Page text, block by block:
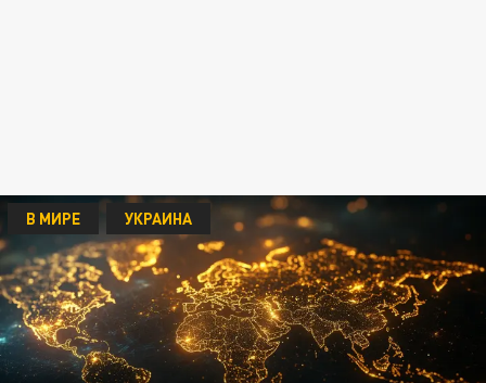
В МИРЕ УКРАИНА